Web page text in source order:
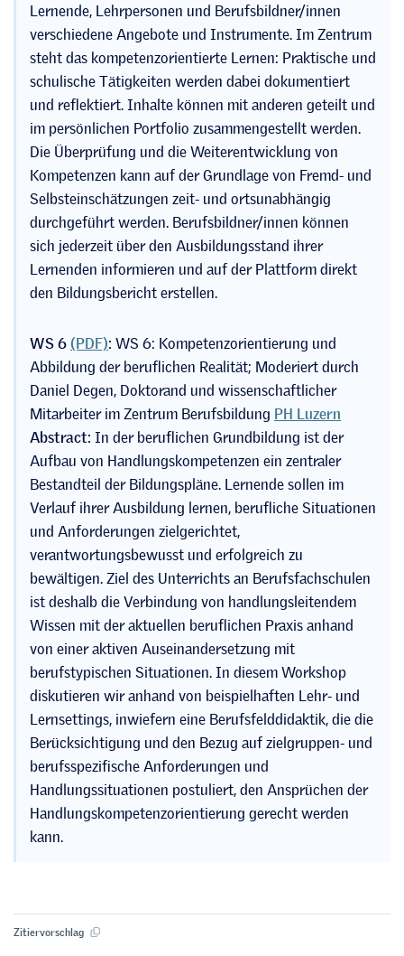
Lernende, Lehrpersonen und Berufsbildner/innen
verschiedene Angebote und Instrumente. Im Zentrum
steht das kompetenzorientierte Lernen: Praktische und
schulische Tätigkeiten werden dabei dokumentiert
und reflektiert. Inhalte können mit anderen geteilt und
im persönlichen Portfolio zusammengestellt werden.
Die Überprüfung und die Weiterentwicklung von
Kompetenzen kann auf der Grundlage von Fremd- und
Selbsteinschätzungen zeit- und ortsunabhängig
durchgeführt werden. Berufsbildner/innen können
sich jederzeit über den Ausbildungsstand ihrer
Lernenden informieren und auf der Plattform direkt
den Bildungsbericht erstellen.
WS 6(PDF): WS 6: Kompetenzorientierung und
Abbildung der beruflichen Realität; Moderiert durch
Daniel Degen, Doktorand und wissenschaftlicher
Mitarbeiter im Zentrum Berufsbildung PH Luzern
Abstract: In der beruflichen Grundbildung ist der
Aufbau von Handlungskompetenzen ein zentraler
Bestandteil der Bildungspläne. Lernende sollen im
Verlauf ihrer Ausbildung lernen, berufliche Situationen
und Anforderungen zielgerichtet,
verantwortungsbewusst und erfolgreich zu
bewältigen. Ziel des Unterrichts an Berufsfachschulen
ist deshalb die Verbindung von handlungsleitendem
Wissen mit der aktuellen beruflichen Praxis anhand
von einer aktiven Auseinandersetzung mit
berufstypischen Situationen. In diesem Workshop
diskutieren wir anhand von beispielhaften Lehr- und
Lernsettings, inwiefern eine Berufsfelddidaktik, die die
Berücksichtigung und den Bezug auf zielgruppen- und
berufsspezifische Anforderungen und
Handlungssituationen postuliert, den Ansprüchen der
Handlungskompetenzorientierung gerecht werden
kann.
Zitiervorschlag